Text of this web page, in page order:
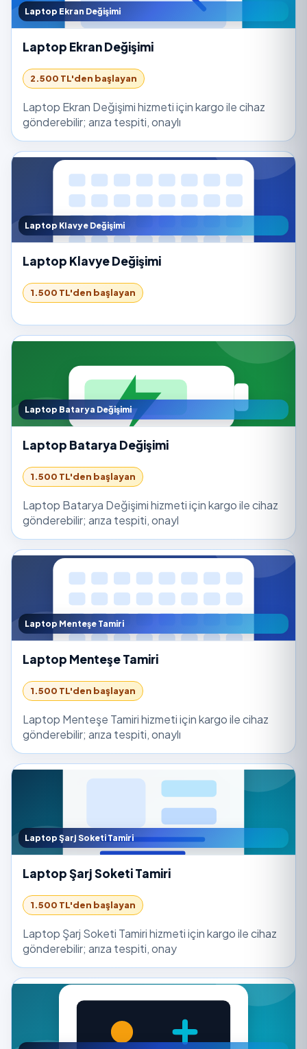
Laptop Ekran Değişimi
Laptop Ekran Değişimi
2.500 TL'den başlayan
Laptop Ekran Değişimi hizmeti için kargo ile cihaz
gönderebilir; arıza tespiti, onaylı
Laptop Klavye Değişimi
Laptop Klavye Değişimi
1.500 TL'den başlayan
Laptop Batarya Değişimi
Laptop Batarya Değişimi
1.500 TL'den başlayan
Laptop Batarya Değişimi hizmeti için kargo ile cihaz
gönderebilir; arıza tespiti, onayl
Laptop Menteşe Tamiri
Laptop Menteşe Tamiri
1.500 TL'den başlayan
Laptop Menteşe Tamiri hizmeti için kargo ile cihaz
gönderebilir; arıza tespiti, onaylı
Laptop Şarj Soketi Tamiri
Laptop Şarj Soketi Tamiri
1.500 TL'den başlayan
Laptop Şarj Soketi Tamiri hizmeti için kargo ile cihaz
gönderebilir; arıza tespiti, onay